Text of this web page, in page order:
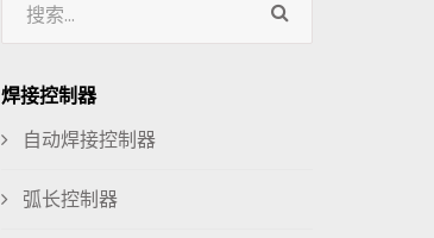
焊接控制器
自动焊接控制器
弧长控制器